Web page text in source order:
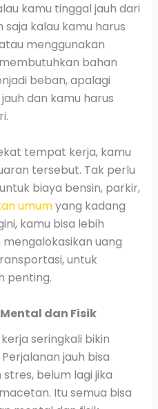
kamu tinggal jauh dari
kalau kamu harus
menggunakan
bahan
beban, apalagi
dan kamu harus
tempat kerja, kamu
tersebut. Tak perlu
biaya bensin, parkir,
umumyang kadang
kamu bisa lebih
uang
untuk
penting.
dan Fisik
seringkali bikin
jauh bisa
belum lagi jika
Itu semua bisa